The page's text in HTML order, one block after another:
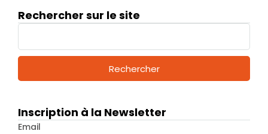
Rechercher sur le site
Inscription à la Newsletter
Email